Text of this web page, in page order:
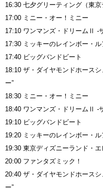
16:30 七夕グリーティング（東京
17:00 ミニー・オー！ミニー
17:10 ワンマンズ・ドリームⅡ -
17:30 ミッキーのレインボー・ル
17:40 ビッグバンドビート
18:10 ザ・ダイヤモンドホース
ー”
18:30 ミニー・オー！ミニー
18:40 ワンマンズ・ドリームⅡ -
19:10 ビッグバンドビート
19:20 ミッキーのレインボー・ル
19:30 東京ディズニーランド・
20:00 ファンタズミック！
20:40 ザ・ダイヤモンドホース